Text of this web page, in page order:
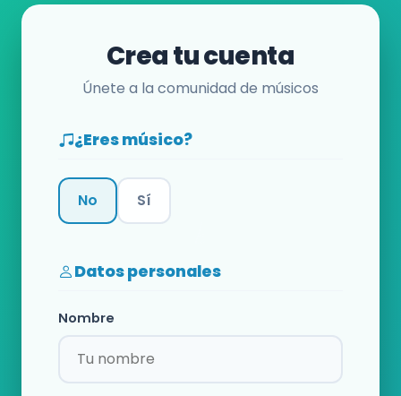
Crea tu cuenta
Únete a la comunidad de músicos
¿Eres músico?
No Sí
Datos personales
Nombre